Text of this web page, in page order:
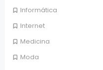
Informática
Internet
Medicina
Moda